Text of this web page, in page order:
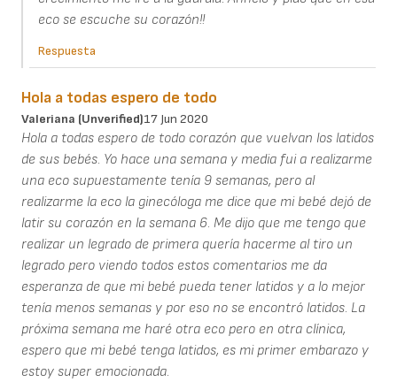
eco se escuche su corazón!!
Respuesta
Hola a todas espero de todo
Valeriana (unverified)17 Jun 2020
Hola a todas espero de todo corazón que vuelvan los latidos
de sus bebés. Yo hace una semana y media fui a realizarme
una eco supuestamente tenía 9 semanas, pero al
realizarme la eco la ginecóloga me dice que mi bebé dejó de
latir su corazón en la semana 6. Me dijo que me tengo que
realizar un legrado de primera quería hacerme al tiro un
legrado pero viendo todos estos comentarios me da
esperanza de que mi bebé pueda tener latidos y a lo mejor
tenía menos semanas y por eso no se encontró latidos. La
próxima semana me haré otra eco pero en otra clínica,
espero que mi bebé tenga latidos, es mi primer embarazo y
estoy super emocionada.